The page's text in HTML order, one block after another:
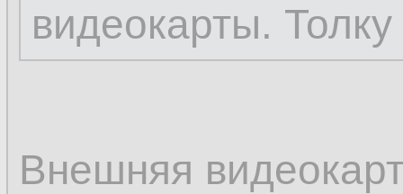
видеокарты.
Внешняя